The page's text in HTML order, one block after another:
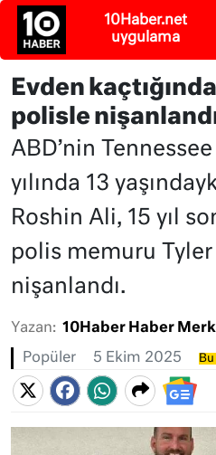
Evden
polisle
ABD’nin
yılında 13
Roshin Ali, 15 yıl
polis memuru
nişanlandı.
Yazan: 10Haber Haber
Popüler 5 Ekim 2025